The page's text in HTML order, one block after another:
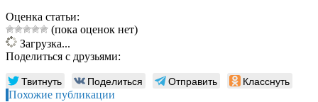
Оценка статьи:
(пока оценок нет)
Загрузка...
Поделиться с друзьями:
Твитнуть Поделиться Отправить Класснуть
Похожие публикации